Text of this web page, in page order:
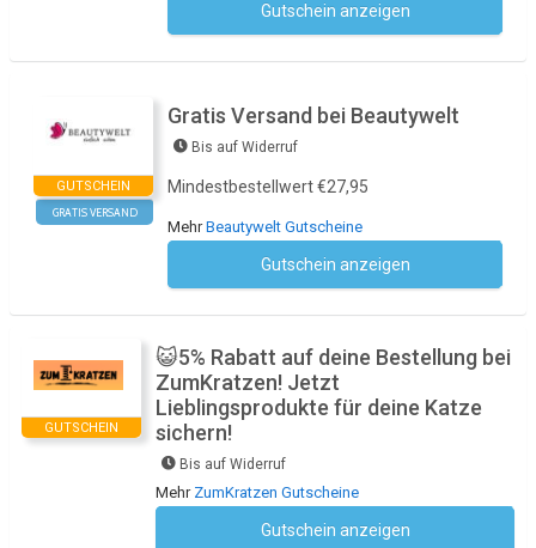
Gutschein anzeigen
GUTSCHEIN
GRATIS VERSAND
Gratis Versand bei Beautywelt
Bis auf Widerruf
Mindestbestellwert €27,95
MehrBeautywelt Gutscheine
Gutschein anzeigen
GUTSCHEIN
😺5% Rabatt auf deine Bestellung bei
ZumKratzen! Jetzt
Lieblingsprodukte für deine Katze
sichern!
Bis auf Widerruf
Mehr ZumKratzen Gutscheine
Gutschein anzeigen